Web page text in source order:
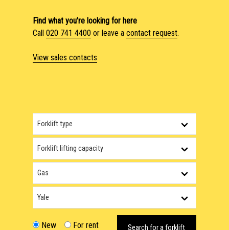
Find what you're looking for here
Call 020 741 4400 or leave a contact request.
View sales contacts
New For rent Search for a forklift